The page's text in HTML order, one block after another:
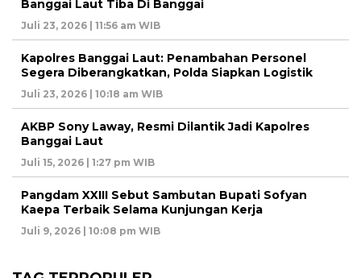
Banggai Laut Tiba Di Banggai
Juli 23, 2026 | 11:56 am WIB
Kapolres Banggai Laut: Penambahan Personel
Segera Diberangkatkan, Polda Siapkan Logistik
Juli 23, 2026 | 10:18 am WIB
AKBP Sony Laway, Resmi Dilantik Jadi Kapolres
Banggai Laut
Juli 15, 2026 | 1:27 pm WIB
Pangdam XXIII Sebut Sambutan Bupati Sofyan
Kaepa Terbaik Selama Kunjungan Kerja
Juli 9, 2026 | 10:08 pm WIB